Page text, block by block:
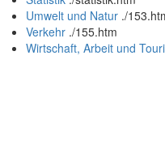
Umwelt und Natur ./
Verkehr ./155.htm
Wirtschaft, Arbeit und